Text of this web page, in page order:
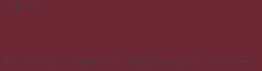
と言うと
｢えーそっか。お姉ちゃん、明日おらんのか。そーかー｣